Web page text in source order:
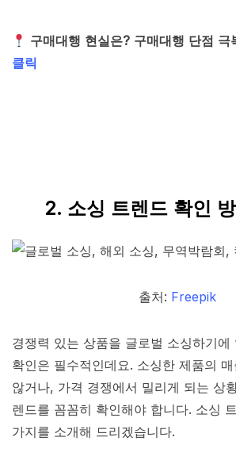
구매대행 현실은? 구매대행 단점 극
클릭
2. 소싱 트렌드 확인
출처: Freepik
경쟁력 있는 상품을 글로벌 소싱하기에
확인은 필수적인데요. 소싱한 제품의
않거나, 가격 경쟁에서 밀리게 되는 상
렌드를 꼼꼼히 확인해야 합니다. 소싱
가지를 소개해 드리겠습니다.